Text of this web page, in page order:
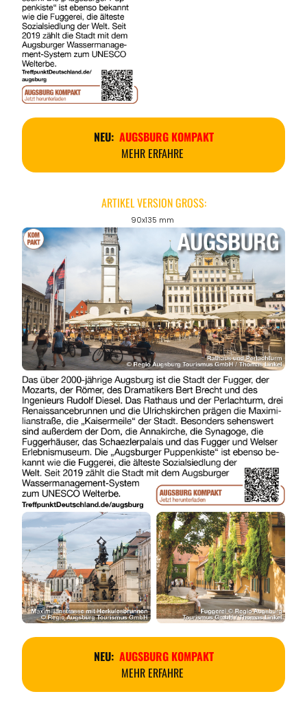
NEU: AUGSBURG KOMPAKT
MEHR ERFAHRE
ARTIKEL VERSION GROSS:
90x135 mm
NEU: AUGSBURG KOMPAKT
MEHR ERFAHRE